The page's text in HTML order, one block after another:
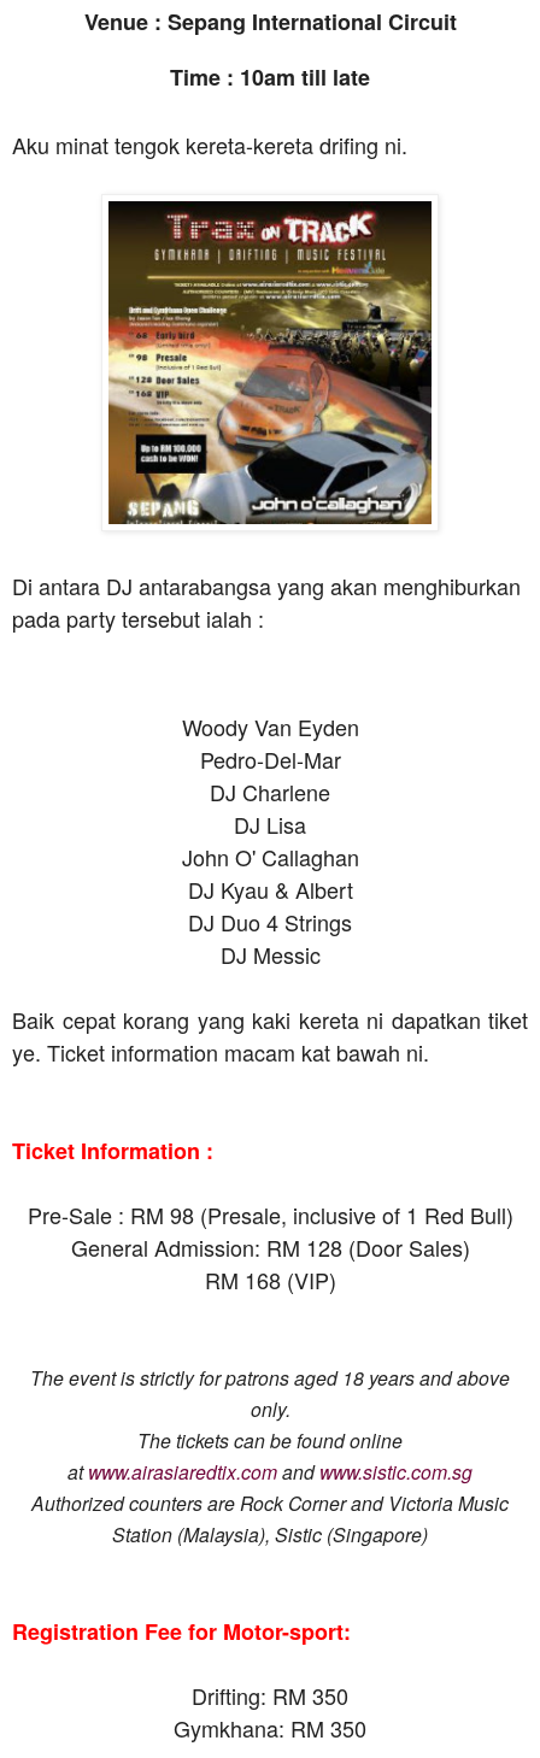
Venue : Sepang International Circuit
Time : 10am till late
Aku minat tengok kereta-kereta drifing ni.
Di antara DJ antarabangsa yang akan menghiburkan
pada party tersebut ialah :
Woody Van Eyden
Pedro-Del-Mar
DJ Charlene
DJ Lisa
John O' Callaghan
DJ Kyau & Albert
DJ Duo 4 Strings
DJ Messic
Baik cepat korang yang kaki kereta ni dapatkan tiket
ye. Ticket information macam kat bawah ni.
Ticket Information :
Pre-Sale : RM 98 (Presale, inclusive of 1 Red Bull)
General Admission: RM 128 (Door Sales)
RM 168 (VIP)
The event is strictly for patrons aged 18 years and above
only.
The tickets can be found online
atwww.airasiaredtix.comandwww.sistic.com.sg
Authorized counters are Rock Corner and Victoria Music
Station (Malaysia), Sistic (Singapore)
Registration Fee for Motor-sport:
Drifting: RM 350
Gymkhana: RM 350